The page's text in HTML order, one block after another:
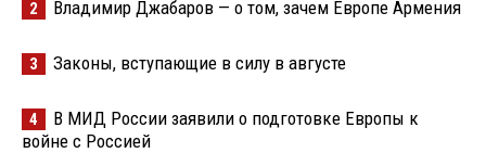
2 Владимир Джабаров — о том, зачем Европе Армения
3 Законы, вступающие в силу в августе
4
В МИД России заявили о подготовке Европы к
войне с Россией